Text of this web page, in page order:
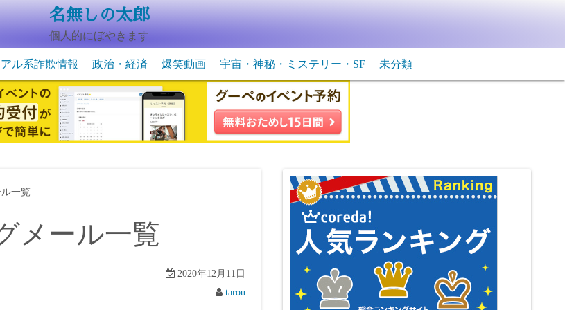
名無しの太郎
個人的にぼやきます
アル系詐欺情報 政治・経済 爆笑動画
動物系の爆笑動画
宇宙・神秘・ミステリー・SF
未確認生物・飛行物体
宇宙・ＳＦ
未分類
一覧
メール一覧
2020年12月11日
tarou